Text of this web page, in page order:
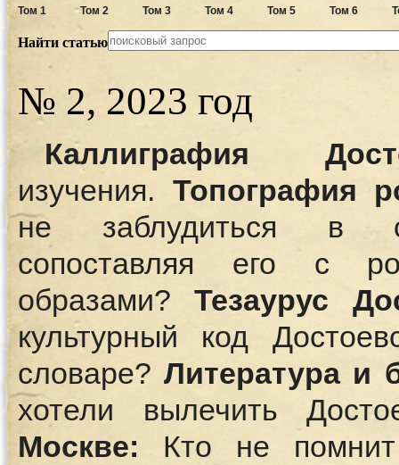
Том 1
Том 2
Том 3
Том 4
Том 5
Том 6
Найти статью
№ 2, 2023 год
Каллиграфия
изучения. Топография
не заблудиться в
сопоставляя его с
образами?Тезаурус
культурный код
словаре?Литература и
хотели вылечить
Москве: Кто не помнит